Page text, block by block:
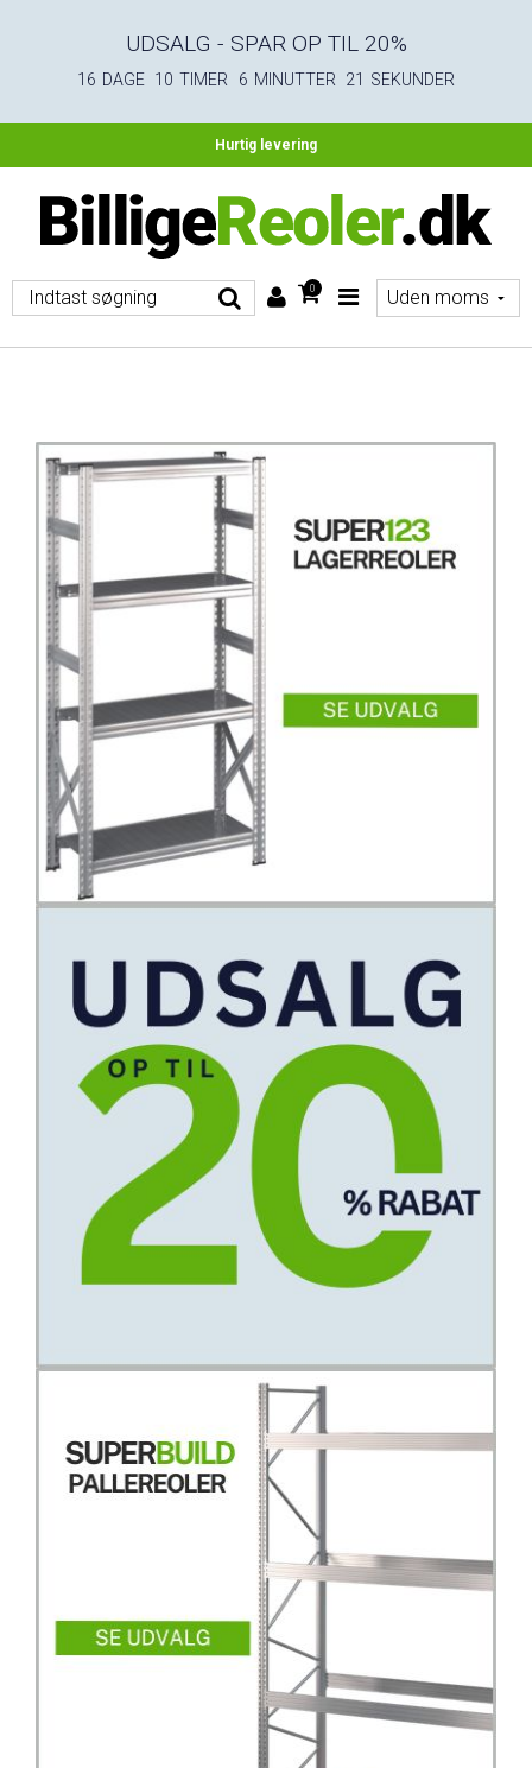
UDSALG - SPAR OP TIL 20%
16 DAGE 10 TIMER 6 MINUTTER 20 SEKUNDER
Fri fragt ved køb over 4.500 DKK ekskl. moms
Hurtig levering
0